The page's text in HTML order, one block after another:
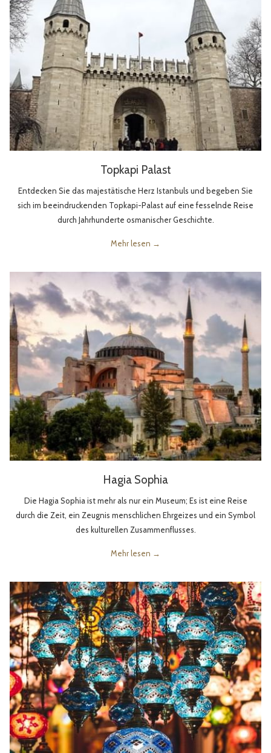
Topkapi Palast
Entdecken Sie das majestätische Herz Istanbuls und begeben Sie
sich im beeindruckenden Topkapi-Palast auf eine fesselnde Reise
durch Jahrhunderte osmanischer Geschichte.
Mehr lesen
Hagia Sophia
Die Hagia Sophia ist mehr als nur ein Museum; Es ist eine Reise
durch die Zeit, ein Zeugnis menschlichen Ehrgeizes und ein Symbol
des kulturellen Zusammenflusses.
Mehr lesen